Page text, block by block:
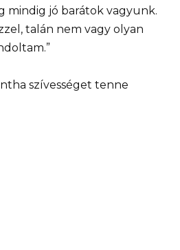
mindig jó barátok vagyunk.
talán nem vagy olyan
szívességet tenne